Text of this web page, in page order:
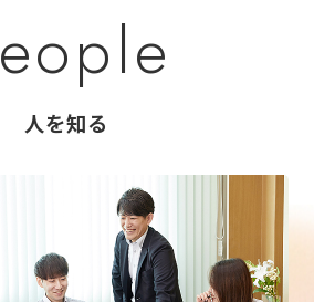
eople
人を知る